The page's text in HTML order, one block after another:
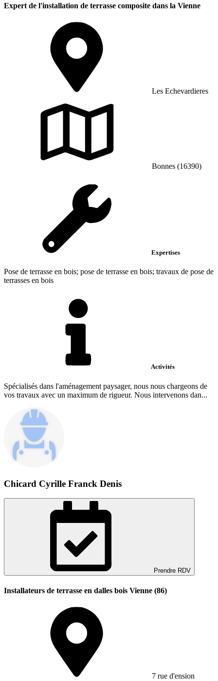
Expert de l'installation de terrasse composite dans la Vienne
Les Echevardieres
Bonnes (16390)
Expertises
Pose de terrasse en bois; pose de terrasse en bois; travaux de pose de
terrasses en bois
Activités
Spécialisés dans l'aménagement paysager, nous nous chargeons de
vos travaux avec un maximum de rigueur. Nous intervenons dan...
Chicard Cyrille Franck Denis
Prendre RDV
Installateurs de terrasse en dalles bois Vienne (86)
7 rue d'ension